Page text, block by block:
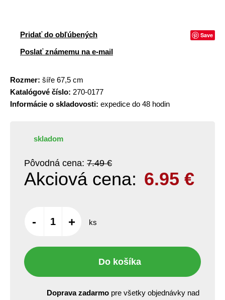
Pridať do obľúbených Save
Poslať známemu na e-mail
Rozmer: šíře 67,5 cm
Katalógové číslo: 270-0177
Informácie o skladovosti: expedice do 48 hodin
skladom
Pôvodná cena: 7.49 €
Akciová cena: 6.95 €
- + ks
Do košíka
Doprava zadarmo pre všetky objednávky nad